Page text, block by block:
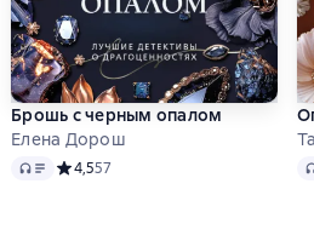
Брошь с черным опалом
Елена Дорош
Audio Средний рейтинг 4,5 на основе 57
4,557